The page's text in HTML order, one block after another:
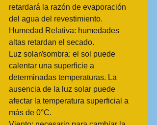
retardará la razón de evaporación
del agua del revestimiento.
Humedad Relativa: humedades
altas retardan el secado.
Luz solar/sombra: el sol puede
calentar una superficie a
determinadas temperaturas. La
ausencia de la luz solar puede
afectar la temperatura superficial a
más de 0°C.